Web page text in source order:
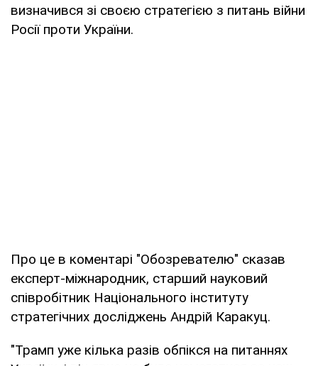
визначився зі своєю стратегією з питань війни
Росії проти України.
Про це в коментарі "Обозревателю" сказав
експерт-міжнародник, старший науковий
співробітник Національного інституту
стратегічних досліджень Андрій Каракуц.
"Трамп уже кілька разів обпікся на питаннях